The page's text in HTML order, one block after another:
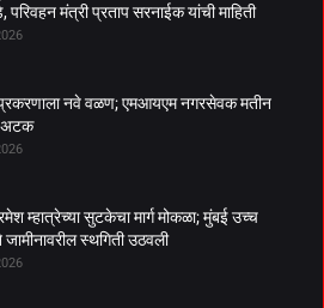
परिवहन मंत्री प्रताप सरनाईक यांची माहिती
प्रकरणाला नवे वळण; एमआयएम नगरसेवक मतीन
अटक
म्हात्रेच्या सुटकेचा मार्ग मोकळा; मुंबई उच्च
जामीनावरील स्थगिती उठवली